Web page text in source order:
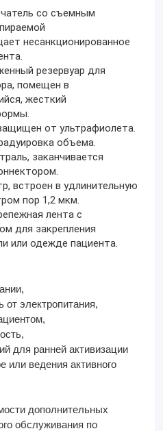
со съемным
несанкционированное
резервуар для
помещен в
жесткий
от ультрафиолета.
объема.
заканчивается
встроен в удлинительную
пор 1,2 мкм.
лента с
для закрепления
или одежде пациента.
от электропитания,
для ранней активизации
или ведения активного
дополнительных
обслуживания по